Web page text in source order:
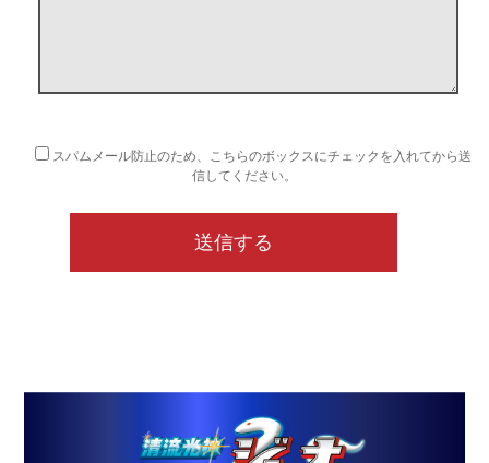
スパムメール防止のため、こちらのボックスにチェックを入れてから送
信してください。